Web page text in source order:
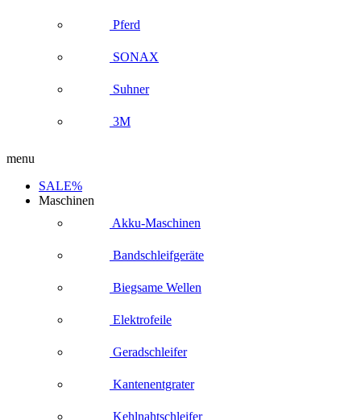
Pferd
SONAX
Suhner
3M
menu
SALE%
Maschinen
Akku-Maschinen
Bandschleifgeräte
Biegsame Wellen
Elektrofeile
Geradschleifer
Kantenentgrater
Kehlnahtschleifer